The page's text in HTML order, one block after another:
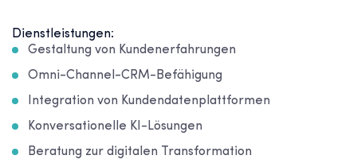
Dienstleistungen:
Gestaltung von Kundenerfahrungen
Omni-Channel-CRM-Befähigung
Integration von Kundendatenplattformen
Konversationelle KI-Lösungen
Beratung zur digitalen Transformation